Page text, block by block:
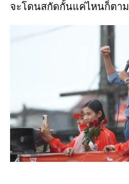
จะโดนสกัดกั้นแค่ไหนก็ตาม